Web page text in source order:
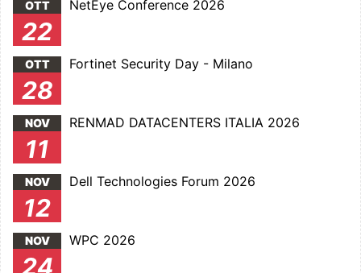
OTT
22
NetEye Conference 2026
OTT
28
Fortinet Security Day - Milano
NOV
11
RENMAD DATACENTERS ITALIA 2026
NOV
12
Dell Technologies Forum 2026
NOV
24
WPC 2026